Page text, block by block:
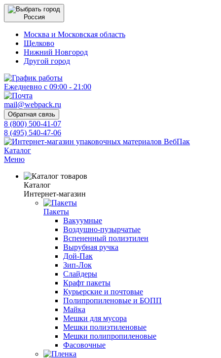
Россия
Москва и Московская область
Щелково
Нижний Новгород
Другой город
Ежедневно с 09:00 - 21:00
mail@webpack.ru
Обратная связь
8 (800) 500-41-07
8 (495) 540-47-06
Каталог
Меню
Каталог
Интернет-магазин
Пакеты
Вакуумные
Воздушно-пузырчатые
Вспененный полиэтилен
Вырубная ручка
Дой-Пак
Зип-Лок
Слайдеры
Крафт пакеты
Курьерские и почтовые
Полипропиленовые и БОПП
Майка
Мешки для мусора
Мешки полиэтиленовые
Мешки полипропиленовые
Фасовочные